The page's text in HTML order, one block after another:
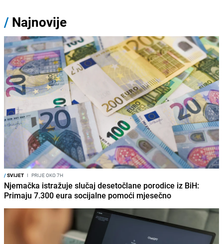
/ Najnovije
/SVIJET I PRIJE OKO 7H
Njemačka istražuje slučaj desetočlane porodice iz BiH:
Primaju 7.300 eura socijalne pomoći mjesečno